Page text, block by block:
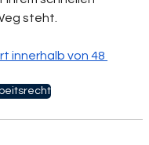
steht.
innerhalb von 48